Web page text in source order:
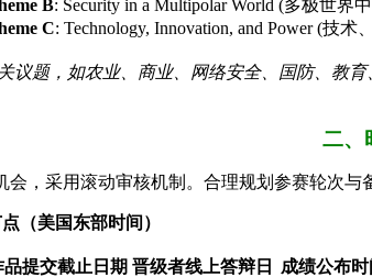
B: Security in a Multipolar World (多极世界
C: Technology, Innovation, and Power (技术
议题，如农业、商业、网络安全、国防、教
二、
，采用滚动审核机制。合理规划参赛轮次与
（美国东部时间）
品提交截止日期 晋级者线上答辩日
成绩公布时